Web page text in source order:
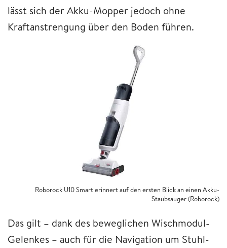
lässt sich der Akku-Mopper jedoch ohne
Kraftanstrengung über den Boden führen.
Roborock U10 Smart erinnert auf den ersten Blick an einen Akku-
Staubsauger (Roborock)
Das gilt – dank des beweglichen Wischmodul-
Gelenkes – auch für die Navigation um Stuhl-